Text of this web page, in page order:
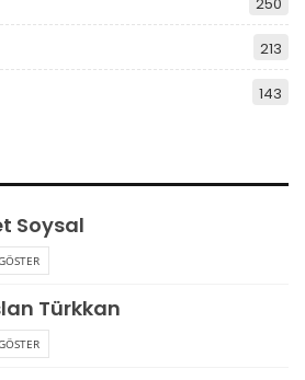
213
143
Soysal
Türkkan